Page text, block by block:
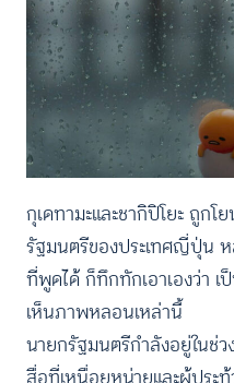
กุเดทามะและชากิปิโยะ ถูกโ
รัฐมนตรีของประเทศญี่ปุ่น
ที่พูดได้ ก็ทึกทักเอาเองว่า เ
เห็นภาพหลอนเหล่านี้
นายกรัฐมนตรีกำลังอยู่ในช่